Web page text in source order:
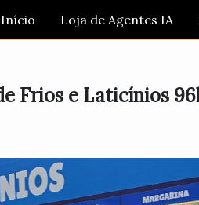
Início Loja de Agentes IA
Frios e Laticínios